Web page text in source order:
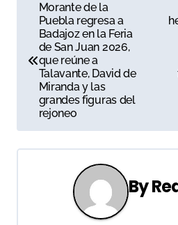
v
a
Morante de la
Puebla regresa a
Badajoz en la Feria
de San Juan 2026,
que reúne a
Talavante, David de
Miranda y las
grandes figuras del
rejoneo
By